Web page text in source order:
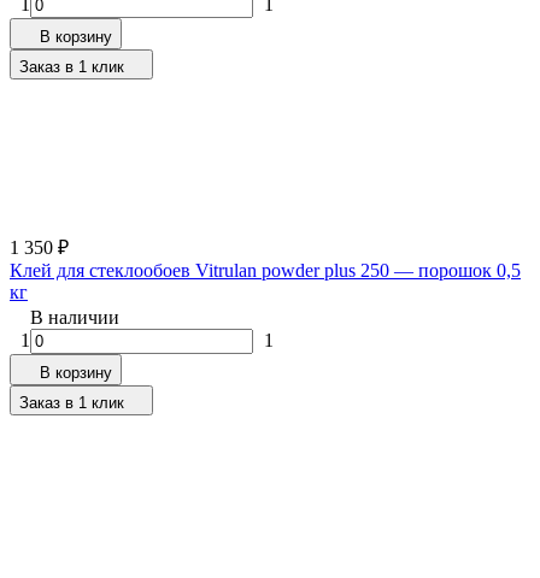
В корзину
Заказ в 1 клик
1 350 ₽
Клей для стеклообоев Vitrulan powder plus 250 — порошок 0,5
кг
В наличии
1
1
В корзину
Заказ в 1 клик